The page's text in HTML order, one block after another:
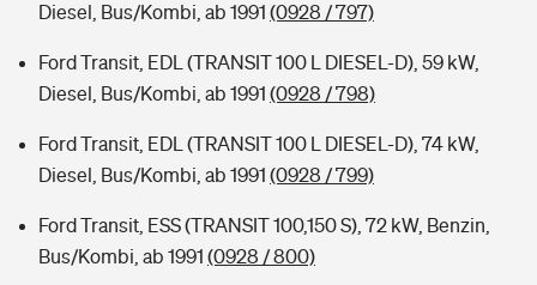
Diesel, Bus/Kombi, ab 1991 (0928 / 797)
Ford Transit, EDL (TRANSIT 100 L DIESEL-D), 59 kW,
Diesel, Bus/Kombi, ab 1991 (0928 / 798)
Ford Transit, EDL (TRANSIT 100 L DIESEL-D), 74 kW,
Diesel, Bus/Kombi, ab 1991 (0928 / 799)
Ford Transit, ESS (TRANSIT 100,150 S), 72 kW, Benzin,
Bus/Kombi, ab 1991 (0928 / 800)